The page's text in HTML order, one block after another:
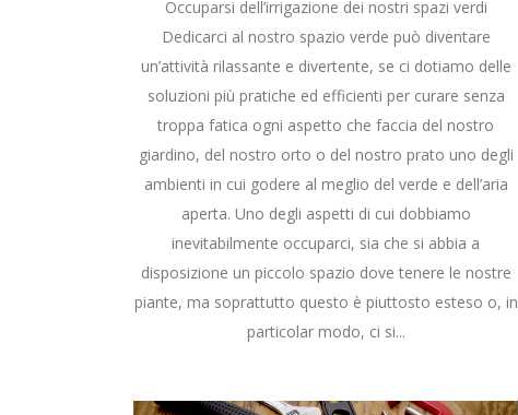
Occuparsi dell’irrigazione dei nostri spazi verdi
Dedicarci al nostro spazio verde può diventare
un’attività rilassante e divertente, se ci dotiamo delle
soluzioni più pratiche ed efficienti per curare senza
troppa fatica ogni aspetto che faccia del nostro
giardino, del nostro orto o del nostro prato uno degli
ambienti in cui godere al meglio del verde e dell’aria
aperta. Uno degli aspetti di cui dobbiamo
inevitabilmente occuparci, sia che si abbia a
disposizione un piccolo spazio dove tenere le nostre
piante, ma soprattutto questo è piuttosto esteso o, in
particolar modo, ci si...